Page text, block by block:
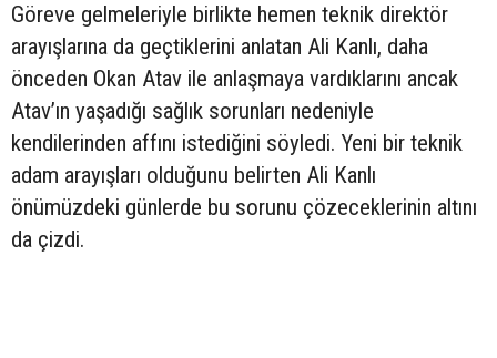
Göreve gelmeleriyle birlikte hemen teknik direktör
arayışlarına da geçtiklerini anlatan Ali Kanlı, daha
önceden Okan Atav ile anlaşmaya vardıklarını ancak
Atav’ın yaşadığı sağlık sorunları nedeniyle
kendilerinden affını istediğini söyledi. Yeni bir teknik
adam arayışları olduğunu belirten Ali Kanlı
önümüzdeki günlerde bu sorunu çözeceklerinin altını
da çizdi.